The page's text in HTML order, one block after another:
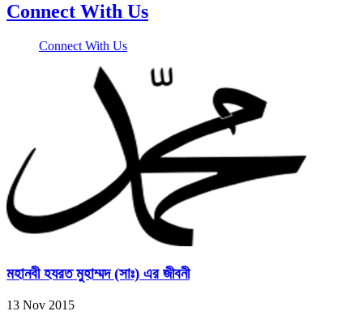
Connect With Us
Connect With Us
মহানবী হযরত মুহাম্মদ (সাঃ) এর জীবনী
13 Nov 2015